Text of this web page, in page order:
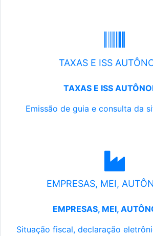
TAXAS E ISS
TAXAS E ISS
Emissão de guia e consulta da
EMPRESAS, MEI,
EMPRESAS, MEI,
Situação fiscal, declaração